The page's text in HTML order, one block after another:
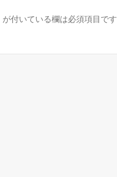
が付いている欄は必須項目です